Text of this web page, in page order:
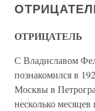
ОТРИЦАТЕЛЬ
С Владиславом
познакомился в
Москвы в
несколько